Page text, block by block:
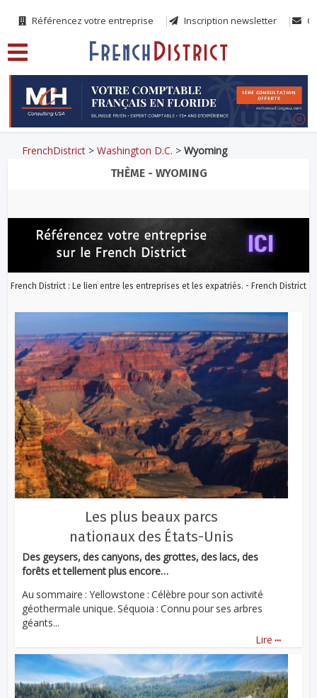
Référencez votre entreprise Inscription newsletter
FrenchDistrict >Washington D.C. >Wyoming
THÈME - WYOMING
French District : Le lien entre les entreprises et les expatriés. - French District
Les plus beaux parcs
nationaux des États-Unis
Des geysers, des canyons, des grottes, des lacs, des
forêts et tellement plus encore…
Au sommaire : Yellowstone : Célèbre pour son activité
géothermale unique. Séquoia : Connu pour ses arbres
géants...
Lire ...